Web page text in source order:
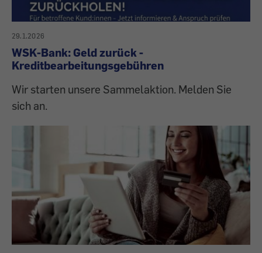
29.1.2026
WSK-Bank: Geld zurück -
Kreditbearbeitungsgebühren
Wir starten unsere Sammelaktion. Melden Sie
sich an.